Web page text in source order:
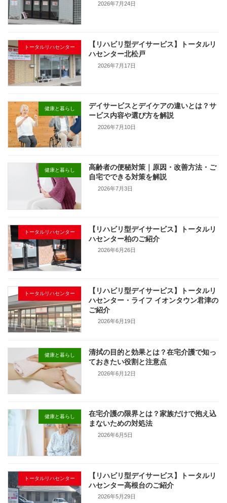
2026年7月24日
トータルリハセンター
【リハビリ型デイサービス】トータルリ
ハセンター北松戸
2026年7月17日
健康と暮らし
デイサービスとデイケアの違いとは？サ
ービス内容や選び方を解説
2026年7月10日
健康と暮らし
高齢者の便秘対策｜原因・改善方法・ご
自宅でできる対策を解説
2026年7月3日
トータルリハセンター
【リハビリ型デイサービス】トータルリ
ハセンター柏のご紹介
2026年6月26日
トータルリハセンター
【リハビリ型デイサービス】トータルリ
ハセンター・ライフ イオンタウン君津の
ご紹介
2026年6月19日
健康と暮らし
清拭の目的と効果とは？在宅介護で知っ
ておきたい役割と注意点
2026年6月12日
健康と暮らし
在宅介護の限界とは？家族だけで抱え込
まないための対処法
2026年6月5日
トータルリハセンター
【リハビリ型デイサービス】トータルリ
ハセンター高根台のご紹介
2026年5月29日